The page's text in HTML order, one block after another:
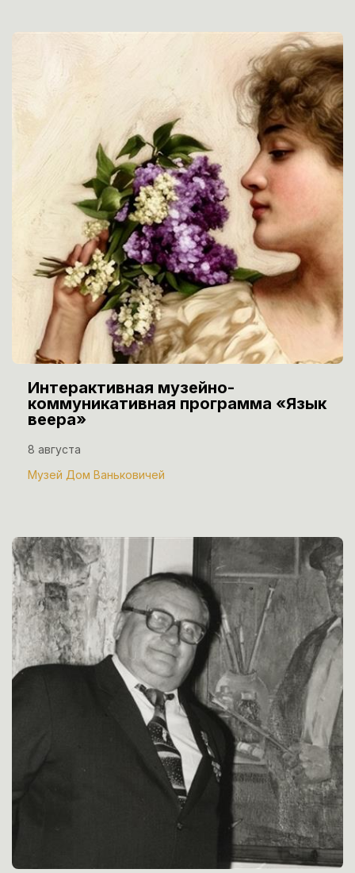
Интерактивная музейно-
коммуникативная программа «Язык
веера»
8 августа
Музей Дом Ваньковичей